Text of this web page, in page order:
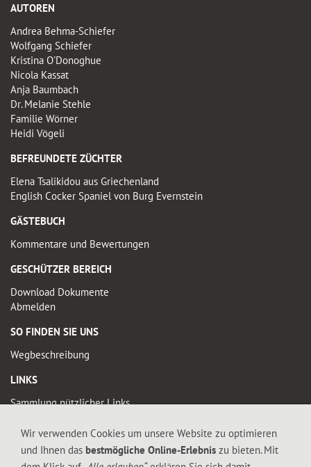
AUTOREN
Andrea Behma-Schiefer
Wolfgang Schiefer
Kristina O'Donoghue
Nicola Kassat
Anja Baumbach
Dr. Melanie Stehle
Familie Wörner
Heidi Vögeli
BEFREUNDETE ZÜCHTER
Elena Tsalikidou aus Griechenland
English Cocker Spaniel von Burg Evernstein
GÄSTEBUCH
Kommentare und Bewertungen
GESCHÜTZER BEREICH
Download Dokumente
Abmelden
SO FINDEN SIE UNS
Wegbeschreibung
LINKS
Sammlung nützlicher Links
© 2019 FALTIGE-HERZEN
Diese Seite enthält urheberrechtlich geschütztes Material. Die durch die
Wir verwenden Cookies um unsere Website zu optimieren
und Ihnen das bestmögliche Online-Erlebnis zu bieten. Mit